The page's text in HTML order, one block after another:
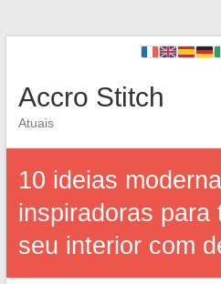
Accro Stitch
Atuais
10 ideias
inspiradoras para
seu interior com